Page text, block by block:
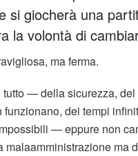
si giocherà una
la volontà di
ma ferma.
— della sicurezza,
dei tempi
— eppure non
ma